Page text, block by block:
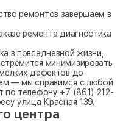
ремонтов завершаем в
ремонта диагностика
в повседневной жизни,
минимизировать
дефектов до
— мы справимся с любой
по телефону +7 (861) 212-
улица Красная 139.
центра